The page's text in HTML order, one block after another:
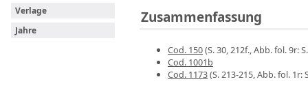
Verlage
Jahre
Zusammenfassung
Cod. 150(S. 30, 212f., Abb. fol. 9r:
Cod. 1001b
Cod. 1173(S. 213-215, Abb. fol. 1r: